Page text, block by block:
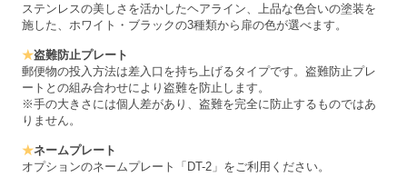
ステンレスの美しさを活かしたヘアライン、上品な色合いの塗装を
施した、ホワイト・ブラックの3種類から扉の色が選べます。
★盗難防止プレート
郵便物の投入方法は差入口を持ち上げるタイプです。盗難防止プレ
ートとの組み合わせにより盗難を防止します。
※手の大きさには個人差があり、盗難を完全に防止するものではあ
りません。
★ネームプレート
オプションのネームプレート「DT-2」をご利用ください。